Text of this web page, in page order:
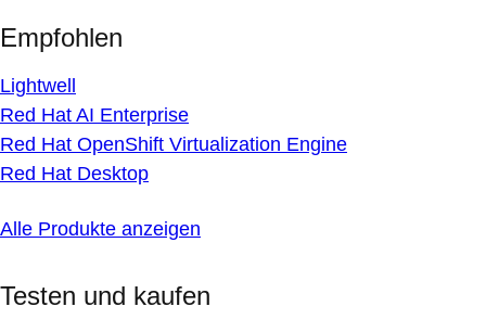
Empfohlen
Lightwell
Red Hat AI Enterprise
Red Hat OpenShift Virtualization Engine
Red Hat Desktop
Alle Produkte anzeigen
Testen und kaufen